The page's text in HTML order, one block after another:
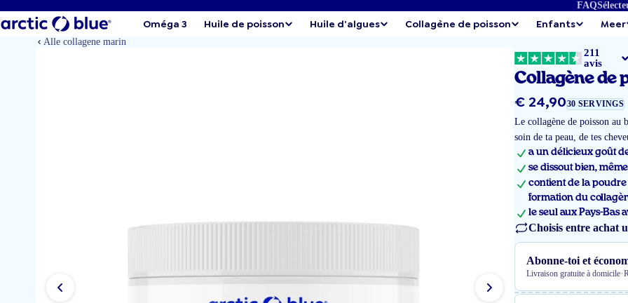
FAQ
Oméga 3 Huile de poisson Huile d'algues Collagène de poisson Enfants Meer
Alle collagene marin
211
avis
Collagène de
Prix
régulier
€ 24,9030 SERVINGS
Le collagène de poisson au
soin de ta peau, de tes
a un délicieux goût
se dissout bien,
contient de la
formation du
le seul aux Pays-Bas
Choisis entre achat
Abonne-toi et
Livraison gratuite à domicile·